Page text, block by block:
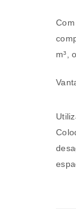
A ligação
m³,